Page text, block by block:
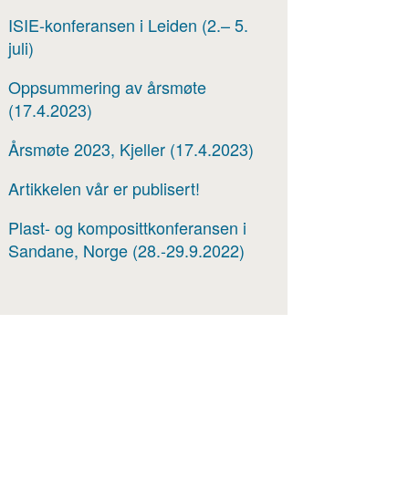
ISIE-konferansen i Leiden (2.– 5.
juli)
Oppsummering av årsmøte
(17.4.2023)
Årsmøte 2023, Kjeller (17.4.2023)
Artikkelen vår er publisert!
Plast- og komposittkonferansen i
Sandane, Norge (28.-29.9.2022)